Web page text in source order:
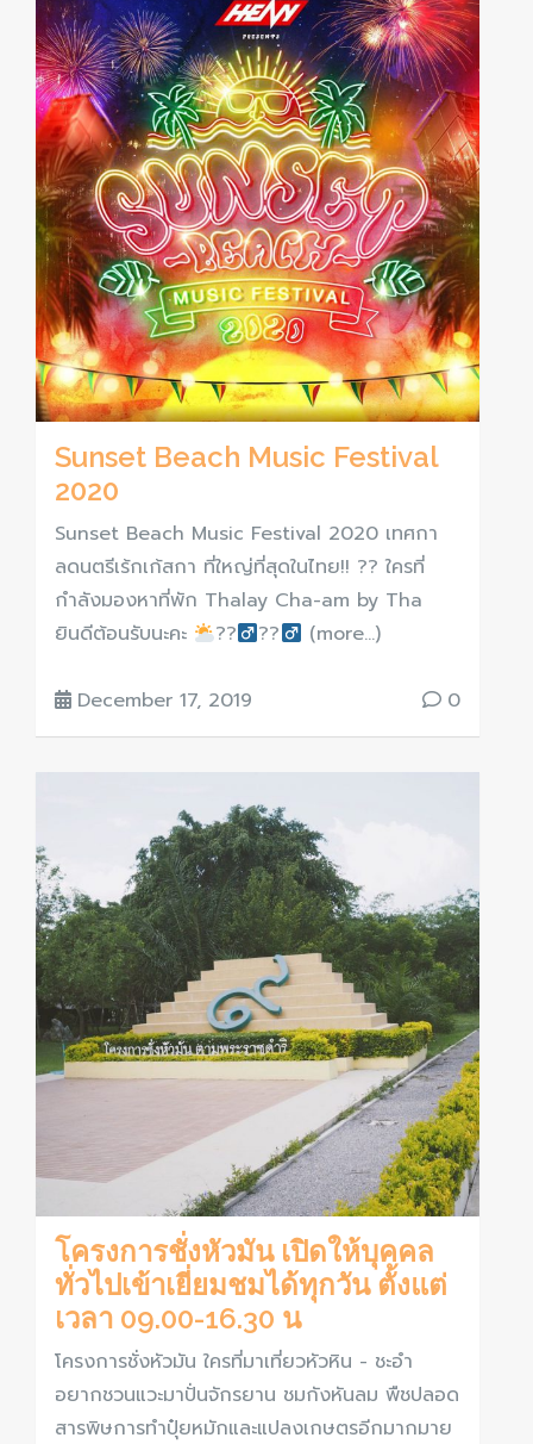
Sunset Beach Music Festival
2020
Sunset Beach Music Festival 2020 เทศกา
ลดนตรีเร้กเก้สกา ที่ใหญ่ที่สุดในไทย!! ?? ใครที่
กำลังมองหาที่พัก Thalay Cha-am by Tha
ยินดีต้อนรับนะคะ
??‍ ??‍ (more…)
December 17, 2019 0
โครงการชั่งหัวมัน เปิดให้บุคคล
ทั่วไปเข้าเยี่ยมชมได้ทุกวัน ตั้งแต่
เวลา 09.00-16.30 น
โครงการชั่งหัวมัน ใครที่มาเที่ยวหัวหิน - ชะอำ
อยากชวนแวะมาปั่นจักรยาน ชมกังหันลม พืชปลอด
สารพิษการทำปุ๋ยหมักและแปลงเกษตรอีกมากมาย